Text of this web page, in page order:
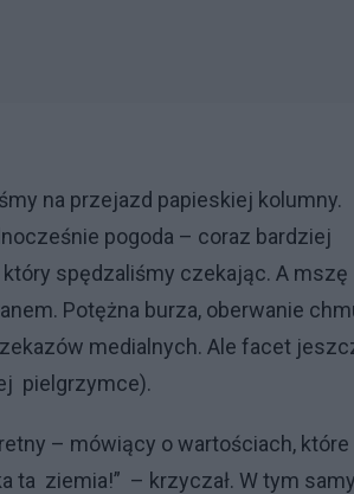
na przejazd papieskiej kolumny.
pogoda – coraz bardziej
który spędzaliśmy czekając. A mszę
Potężna burza, oberwanie
medialnych. Ale facet
pielgrzymce).
– mówiący o wartościach, które
ta ziemia!” – krzyczał. W tym